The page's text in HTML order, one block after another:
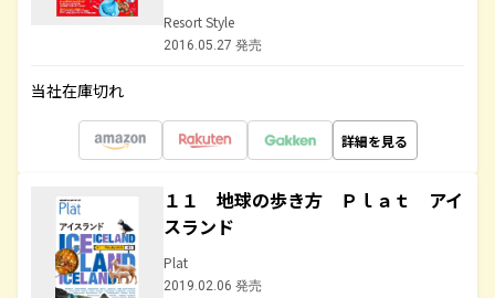
Resort Style
2016.05.27 発売
当社在庫切れ
詳細を見る
１１ 地球の歩き方 Ｐｌａｔ アイ
スランド
Plat
2019.02.06 発売